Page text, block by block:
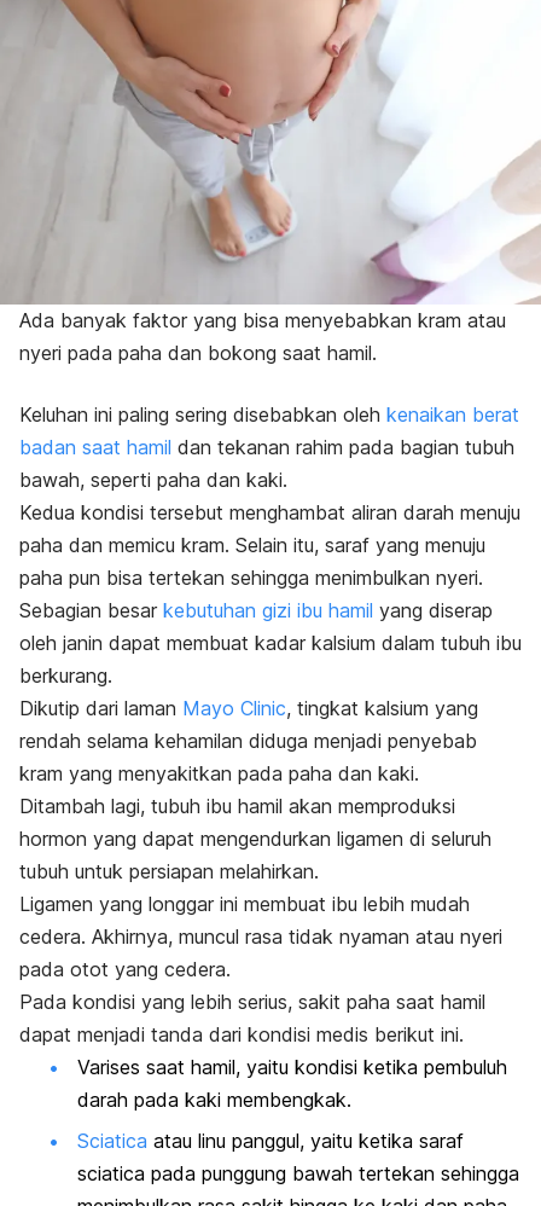
Ada banyak faktor yang bisa menyebabkan kram atau
nyeri pada paha dan bokong saat hamil.
Keluhan ini paling sering disebabkan oleh kenaikan berat
badan saat hamil dan tekanan rahim pada bagian tubuh
bawah, seperti paha dan kaki.
Kedua kondisi tersebut menghambat aliran darah menuju
paha dan memicu kram. Selain itu, saraf yang menuju
paha pun bisa tertekan sehingga menimbulkan nyeri.
Sebagian besar kebutuhan gizi ibu hamil yang diserap
oleh janin dapat membuat kadar kalsium dalam tubuh ibu
berkurang.
Dikutip dari laman Mayo Clinic, tingkat kalsium yang
rendah selama kehamilan diduga menjadi penyebab
kram yang menyakitkan pada paha dan kaki.
Ditambah lagi, tubuh ibu hamil akan memproduksi
hormon yang dapat mengendurkan ligamen di seluruh
tubuh untuk persiapan melahirkan.
Ligamen yang longgar ini membuat ibu lebih mudah
cedera. Akhirnya, muncul rasa tidak nyaman atau nyeri
pada otot yang cedera.
Pada kondisi yang lebih serius, sakit paha saat hamil
dapat menjadi tanda dari kondisi medis berikut ini.
Varises saat hamil, yaitu kondisi ketika pembuluh
darah pada kaki membengkak.
Sciatica atau linu panggul, yaitu ketika saraf
sciatica pada punggung bawah tertekan sehingga